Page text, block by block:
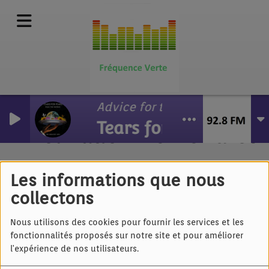
Les informations que nous
collectons
Nous utilisons des cookies pour fournir les services et les
fonctionnalités proposés sur notre site et pour améliorer
l'expérience de nos utilisateurs.
Advice for the young at heart
Tears for Fears
Axel Bauer - Ici Londres